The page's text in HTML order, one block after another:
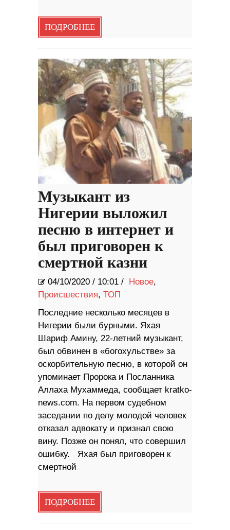
ПОДРОБНЕЕ
Музыкант из
Нигерии выложил
песню в интернет и
был приговорен к
смертной казни
04/10/2020 / 10:01 / Новое,
Происшествия, ТОП
Последние несколько месяцев в
Нигерии были бурными. Яхая
Шариф Амину, 22-летний музыкант,
был обвинен в «богохульстве» за
оскорбительную песню, в которой он
упоминает Пророка и Посланника
Аллаха Мухаммеда, сообщает kratko-
news.com. На первом судебном
заседании по делу молодой человек
отказал адвокату и признал свою
вину. Позже он понял, что совершил
ошибку. Яхая был приговорен к
смертной
ПОДРОБНЕЕ